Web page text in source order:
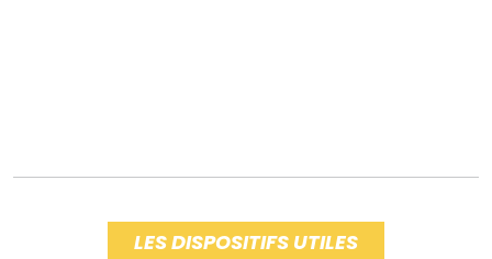
LES DISPOSITIFS UTILES